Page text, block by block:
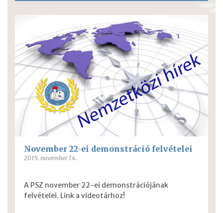
November 22-ei demonstráció felvételei
2015. november 14.
A PSZ november 22-ei demonstrációjának
felvételei. Link a videotárhoz!